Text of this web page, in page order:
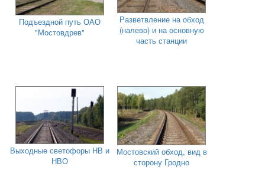
Подъездной путь ОАО
"Мостовдрев"
Разветвление на обход
(налево) и на основную
часть станции
Выходные светофоры НВ и
НВО
Мостовский обход, вид в
сторону Гродно